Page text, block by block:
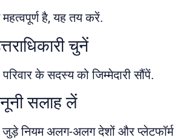
है, यह तय करें.
चुनें
परिवार के सदस्य को जिम्मेदारी सौंपें.
सलाह लें
जुड़े नियम अलग-अलग देशों और प्लेटफॉर्म